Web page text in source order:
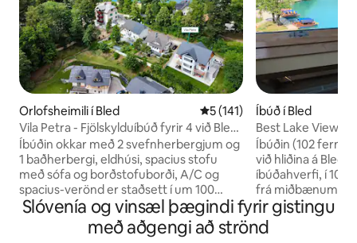
Orlofsheimili í Bled 5 af 5 í meðaleinkunn, 141
5 (141)
Vila Petra - Fjölskylduíbúð fyrir 4 við Bled-
vatn
Íbúðin okkar með 2 svefnherbergjum og
1 baðherbergi, eldhúsi, spacius stofu
með sófa og borðstofuborði, A/C og
spacius-verönd er staðsett í um 100
metra fjarlægð frá Bled-vatni
(sundsvæði). Það er staðsett á mjög
friðsælu svæði. Það er með sérinngang
Íbúð í Bled
Best Lake View
Íbúðin (102
við hliðina á
íbúðahverfi, í 10
frá miðbænum.
eldhúsi, stofu, 3
baðherbergi og
yfir stöðuvatn).
Slóvenía og vinsæl þægindi fyrir gistingu
með aðgengi að strönd